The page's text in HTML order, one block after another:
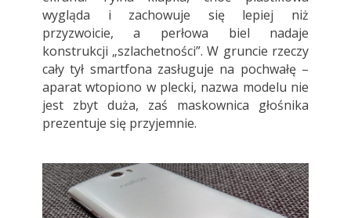
wygląda i zachowuje się lepiej niż
przyzwoicie, a perłowa biel nadaje
konstrukcji „szlachetności”. W gruncie rzeczy
cały tył smartfona zasługuje na pochwałę –
aparat wtopiono w plecki, nazwa modelu nie
jest zbyt duża, zaś maskownica głośnika
prezentuje się przyjemnie.